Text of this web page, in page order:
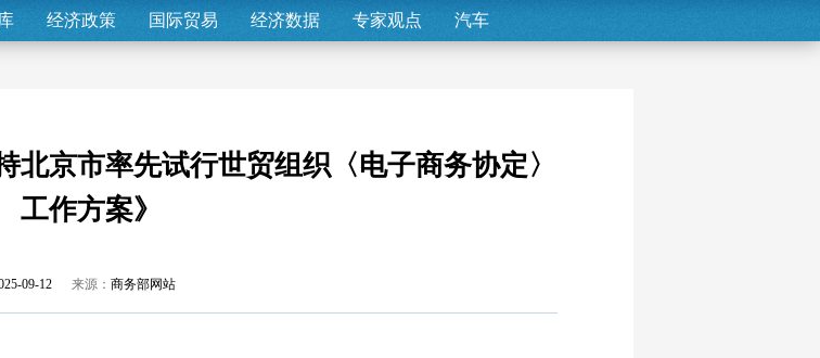
经济政策 国际贸易 经济数据 专家观点 汽车
京市率先试行世贸组织〈电子商务协定〉
工作方案》
09-12 来源： 商务部网站